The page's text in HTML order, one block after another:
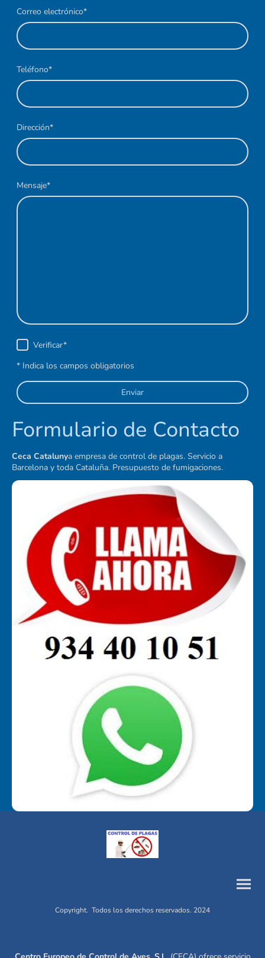
Correo electrónico*
Teléfono*
Dirección*
Mensaje*
Verificar*
* Indica los campos obligatorios
Enviar
Formulario de Contacto
Ceca Catalunya empresa de control de plagas. Servicio a
Barcelona y toda Cataluña. Presupuesto de fumigaciones.
Copyright. Todos los derechos reservados. 2024